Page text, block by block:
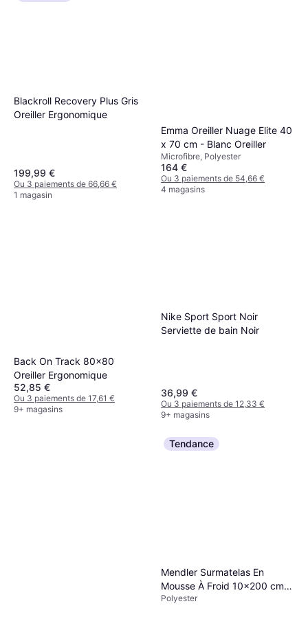
Blackroll Recovery Plus Gris
Oreiller Ergonomique
199,99 €
Ou 3 paiements de 66,66 €
1 magasin
Emma Oreiller Nuage Elite 40
x 70 cm - Blanc Oreiller
Microfibre, Polyester
164 €
Ou 3 paiements de 54,66 €
4 magasins
Back On Track 80x80
Oreiller Ergonomique
52,85 €
Ou 3 paiements de 17,61 €
9+ magasins
Nike Sport Sport Noir
Serviette de bain Noir
36,99 €
Ou 3 paiements de 12,33 €
9+ magasins
Tendance
Mendler Surmatelas En
Mousse À Froid 10x200 cm
Protège-matelas Blanc
Polyester